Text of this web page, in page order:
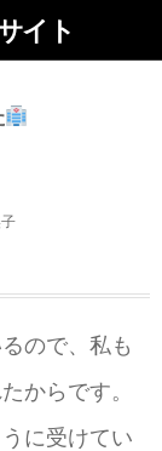
イト
ので、私も
からです。
に受けてい